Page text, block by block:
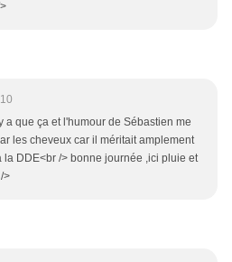
a que ça et l'humour de Sébastien me
les cheveux car il méritait amplement
la DDE<br /> bonne journée ,ici pluie et
>